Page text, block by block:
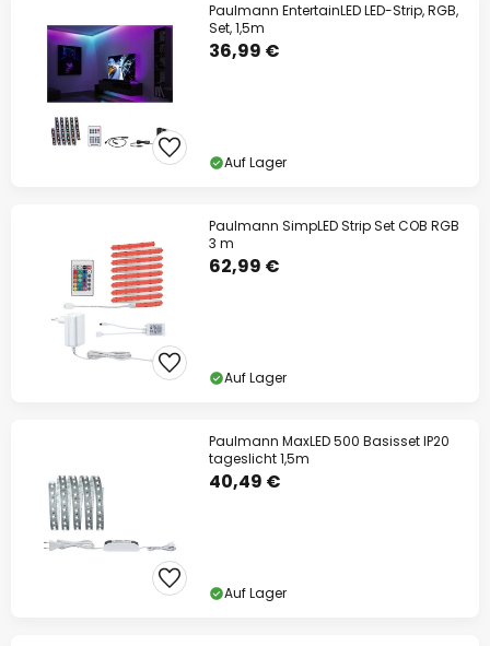
Paulmann EntertainLED LED-Strip, RGB,
Set, 1,5m
36,99 €
Auf Lager
Paulmann SimpLED Strip Set COB RGB
3 m
62,99 €
Auf Lager
Paulmann MaxLED 500 Basisset IP20
tageslicht 1,5m
40,49 €
Auf Lager